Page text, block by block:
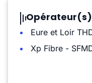
Eure et Loir
Xp Fibre -